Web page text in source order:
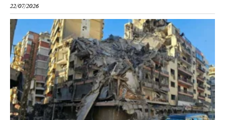
22/07/2026